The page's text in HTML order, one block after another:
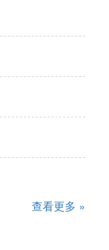
查看更多 »